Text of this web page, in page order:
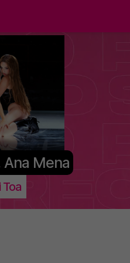
Ana Mena
Toa